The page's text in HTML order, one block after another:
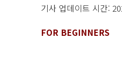
기사 업데이트 시간:
FOR BEGINNERS